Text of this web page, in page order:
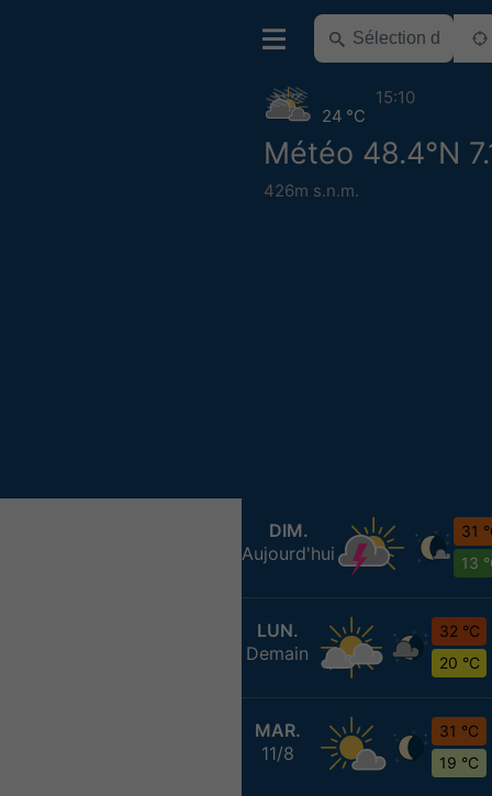
Météo 48.4°N
426m s.n.m.
24 °C
15:10
DIM.
Aujourd'hui
31
13
LUN.
Demain
32 °C
20 °C
MAR.
11/8
31 °C
19 °C